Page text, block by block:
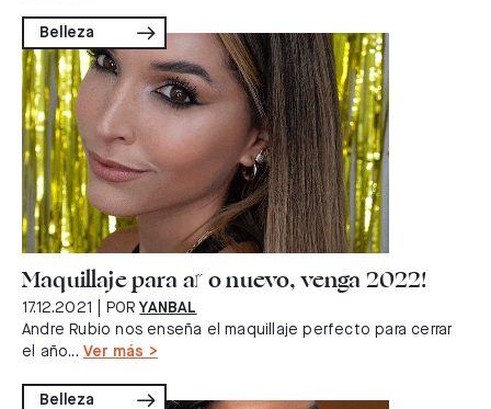
Belleza
Maquillaje para año nuevo, venga 2022!
17.12.2021 | POR YANBAL
Andre Rubio nos enseña el maquillaje perfecto para cerrar
el año...Ver más >
Belleza